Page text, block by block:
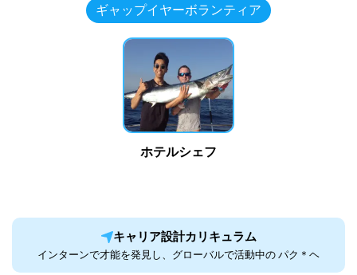
ギャップイヤーボランティア
ホテルシェフ
キャリア設計カリキュラム
インターンで才能を発見し、グローバルで活動中の パク＊ヘ